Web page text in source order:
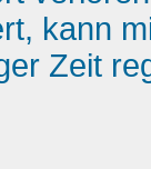
kann
Zeit